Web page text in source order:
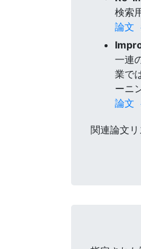
検索
論文
一連
業で
ーニ
論文
関連論文